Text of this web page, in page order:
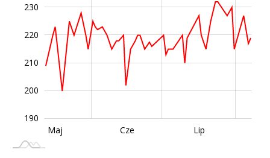
190
200
210
220
230
Maj Cze Lip
Sie
Wrz